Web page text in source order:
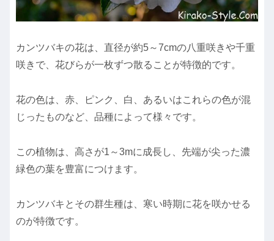
カンツバキの花は、直径が約5～7cmの八重咲きや千重
咲きで、花びらが一枚ずつ散ることが特徴的です。
花の色は、赤、ピンク、白、あるいはこれらの色が混
じったものなど、品種によって様々です。
この植物は、高さが1～3mに成長し、先端が尖った濃
緑色の葉を豊富につけます。
カンツバキとその群生種は、寒い時期に花を咲かせる
のが特徴です。